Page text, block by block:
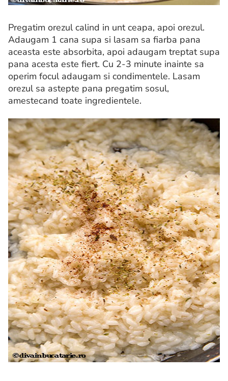
Pregatim orezul calind in unt ceapa, apoi orezul.
Adaugam 1 cana supa si lasam sa fiarba pana
aceasta este absorbita, apoi adaugam treptat supa
pana acesta este fiert. Cu 2-3 minute inainte sa
operim focul adaugam si condimentele. Lasam
orezul sa astepte pana pregatim sosul,
amestecand toate ingredientele.